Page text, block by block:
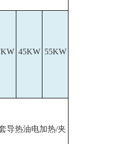
45KW 55KW
导热油电加热/夹